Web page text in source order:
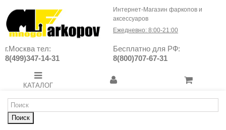
Интернет-Магазин фаркопов и
аксессуаров
Ежедневно: 8:00-21:00
г.Москва тел:
8(499)347-14-31
Бесплатно для РФ:
8(800)707-67-31
КАТАЛОГ
Поиск